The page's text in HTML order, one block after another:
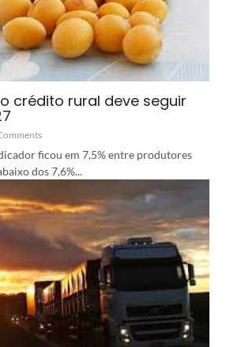
crédito rural deve seguir
ficou em 7,5% entre produtores
dos 7,6%...